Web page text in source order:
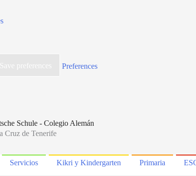
Save preferences Preferences
Schule - Colegio Alemán
Cruz de Tenerife
Servicios Kikri y Kindergarten Primaria